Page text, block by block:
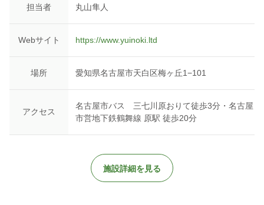
担当者 丸山隼人
Webサイト https://www.yuinoki.ltd
場所 愛知県名古屋市天白区梅ヶ丘1−101
アクセス
名古屋市バス 三七川原おりて徒歩3分・名古屋
市営地下鉄鶴舞線 原駅 徒歩20分
施設詳細を見る